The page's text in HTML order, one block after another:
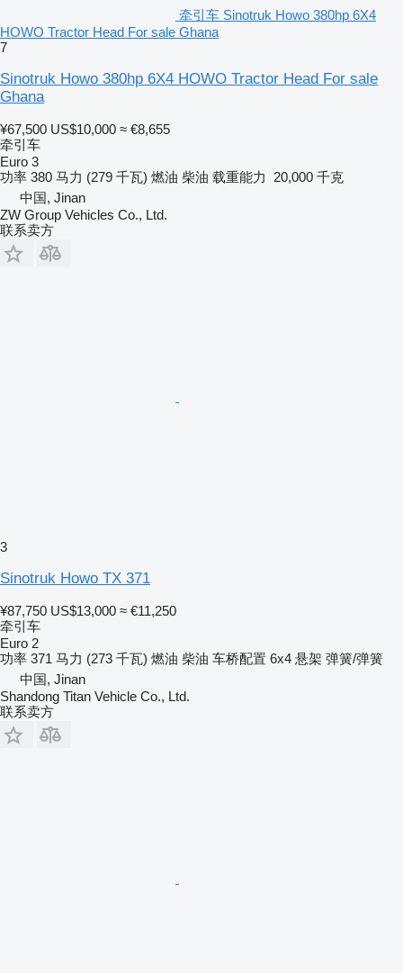
牵引车 Sinotruk Howo 380hp 6X4
HOWO Tractor Head For sale Ghana
7
Sinotruk Howo 380hp 6X4 HOWO Tractor Head For sale
Ghana
¥67,500 US$10,000 ≈ €8,655
牵引车
Euro 3
功率 380 马力 (279 千瓦) 燃油 柴油 载重能力
20,000 千克
中国, Jinan
ZW Group Vehicles Co., Ltd.
联系卖方
3
Sinotruk Howo TX 371
¥87,750 US$13,000 ≈ €11,250
牵引车
Euro 2
功率 371 马力 (273 千瓦) 燃油 柴油 车桥配置 6x4 悬架 弹簧/弹簧
中国, Jinan
Shandong Titan Vehicle Co., Ltd.
联系卖方